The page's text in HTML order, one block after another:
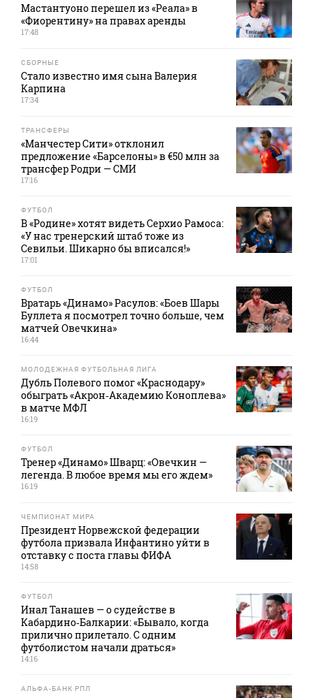
Мастантуоно перешел из «Реала» в
«Фиорентину» на правах аренды
17:48
СБОРНЫЕ
Стало известно имя сына Валерия
Карпина
17:34
ТРАНСФЕРЫ
«Манчестер Сити» отклонил
предложение «Барселоны» в €50 млн за
трансфер Родри — СМИ
17:16
ФУТБОЛ
В «Родине» хотят видеть Серхио Рамоса:
«У нас тренерский штаб тоже из
Севильи. Шикарно бы вписался!»
17:01
ФУТБОЛ
Вратарь «Динамо» Расулов: «Боев Шары
Буллета я посмотрел точно больше, чем
матчей Овечкина»
16:44
МОЛОДЕЖНАЯ ФУТБОЛЬНАЯ ЛИГА
Дубль Полевого помог «Краснодару»
обыграть «Акрон‑Академию Коноплева»
в матче МФЛ
16:19
ФУТБОЛ
Тренер «Динамо» Шварц: «Овечкин —
легенда. В любое время мы его ждем»
16:19
ЧЕМПИОНАТ МИРА
Президент Норвежской федерации
футбола призвала Инфантино уйти в
отставку с поста главы ФИФА
14:58
ФУТБОЛ
Инал Танашев — о судействе в
Кабардино‑Балкарии: «Бывало, когда
прилично прилетало. С одним
футболистом начали драться»
14:16
АЛЬФА-БАНК РПЛ